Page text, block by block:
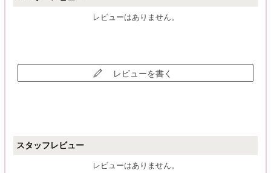
レビューはありません。
レビューを書く
スタッフレビュー
レビューはありません。